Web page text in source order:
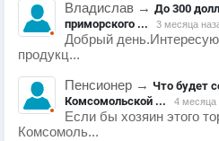
Владислав → До 300
приморского ...
3 месяца
Добрый
продукц...
Пенсионер → Что будет
Комсомольской ...
4 месяца
Если бы хозяин этого
Комсомоль...